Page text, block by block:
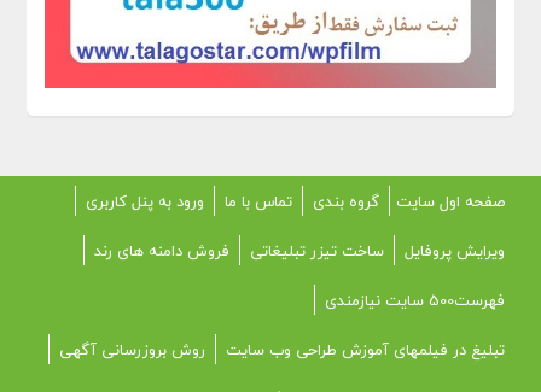
صفحه اول سایت گروه بندی تماس با ما
ورود به پنل کاربری
ویرایش پروفایل
ساخت تیزر تبلیغاتی
فروش دامنه های رند
فهرست500 سایت نیازمندی
تبلیغ در فیلمهای آموزش طراحی وب سایت
روش بروزرسانی آگهی